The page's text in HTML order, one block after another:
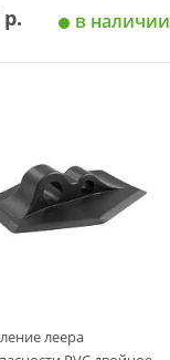
в наличии
леера